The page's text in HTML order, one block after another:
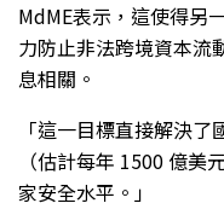
MdME表示，這使得另
力防止非法跨境資本
息相關。
「這一目標直接解決
（估計每年 1500 億
家安全水平。」